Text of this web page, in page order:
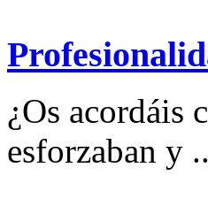
¿Os acordáis
esforzaban y